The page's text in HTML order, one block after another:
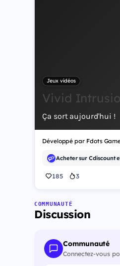
Jeux vidéos
Vivid
Ça sort aujourd'hui !
185 3
COMMUNAUTÉ
Discussion
Communauté
Connectez-vous